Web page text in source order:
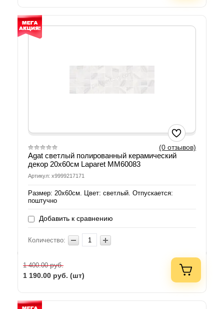
(0 отзывов)
Agat светлый полированный керамический
декор 20х60см Laparet MM60083
Артикул: х9999217171
Размер: 20х60см. Цвет: светлый. Отпускается:
поштучно
Добавить к сравнению
Количество:
1 400.00руб.
1 190.00 руб. (шт)